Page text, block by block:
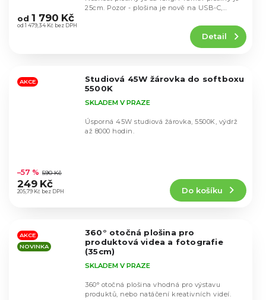
hodnocení
produktu
hvězdiček.
od 1 479,34 Kč bez DPH
od 1 790 Kč
Detail
25cm. Pozor - plošina je nově na USB-C,
AKCE
Studiová 45W žárovka do softboxu
5500K
hodnocení
produktu
je
hvězdiček.
SKLADEM V PRAZE
205,79 Kč bez DPH
–57 % 590 Kč
249 Kč
Do košíku
Úsporná 45W studiová žárovka, 5500K, výdrž
až 8000 hodin.
AKCE
NOVINKA
360° otočná plošina pro
produktová videa a fotografie
(35cm)
SKLADEM V PRAZE
360° otočná plošina vhodná pro výstavu
produktů, nebo natáčení kreativních videí.